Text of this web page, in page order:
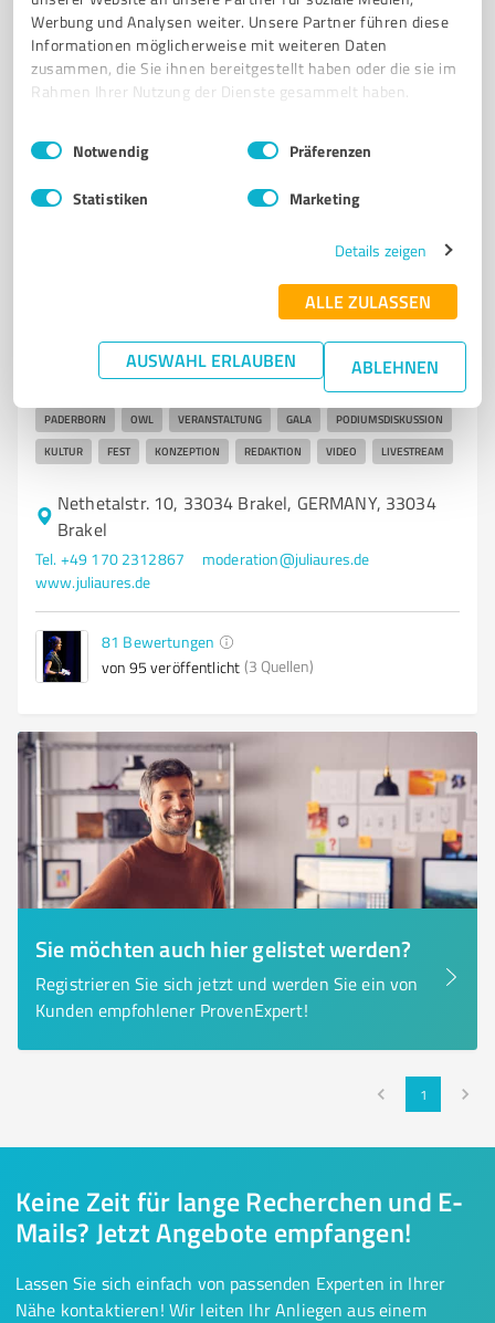
Werbung und Analysen weiter. Unsere Partner führen diese
Informationen möglicherweise mit weiteren Daten
zusammen, die Sie ihnen bereitgestellt haben oder die sie im
Rahmen Ihrer Nutzung der Dienste gesammelt haben.
Impressum Datenschutzbestimmungen
Einwilligungsauswahl
Notwendig Präferenzen
Statistiken Marketing
Details zeigen
ALLE ZULASSEN
AUSWAHL ERLAUBEN ABLEHNEN
In den Rauten 3, 33165 Lichtenau
info@schematherapie-frankfurt.de www.gp-probst.de/
3,10 / 5,00
Moderation Paderborn Moderatorin Bühne Kamera
PADERBORN OWL VERANSTALTUNG GALA PODIUMSDISKUSSION
KULTUR FEST KONZEPTION REDAKTION VIDEO LIVESTREAM
Nethetalstr. 10, 33034 Brakel, GERMANY, 33034
Brakel
Tel. +49 170 2312867
moderation@juliaures.de
www.juliaures.de
81 Bewertungen
von 95 veröffentlicht (3 Quellen)
Sie möchten auch hier gelistet werden?
Registrieren Sie sich jetzt und werden Sie ein von
Kunden empfohlener ProvenExpert!
1
Keine Zeit für lange Recherchen und E-
Mails? Jetzt Angebote empfangen!
Lassen Sie sich einfach von passenden Experten in Ihrer
Nähe kontaktieren! Wir leiten Ihr Anliegen aus einem